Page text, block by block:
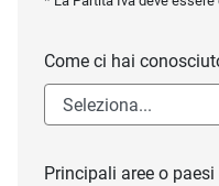
Come ci hai
Principali aree o